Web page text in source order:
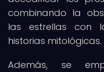
combinando la
las estrellas con
historias mitológicas.
Además, se